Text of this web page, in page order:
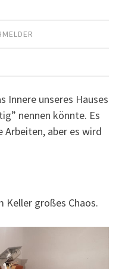
Innere unseres Hauses
nennen könnte. Es
Arbeiten, aber es wird
Keller großes Chaos.